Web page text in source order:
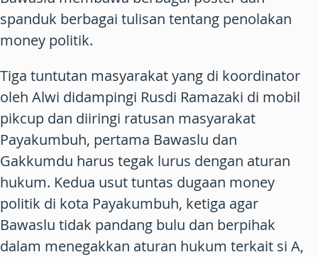
spanduk berbagai tulisan tentang penolakan
money politik.
Tiga tuntutan masyarakat yang di koordinator
oleh Alwi didampingi Rusdi Ramazaki di mobil
pikcup dan diiringi ratusan masyarakat
Payakumbuh, pertama Bawaslu dan
Gakkumdu harus tegak lurus dengan aturan
hukum. Kedua usut tuntas dugaan money
politik di kota Payakumbuh, ketiga agar
Bawaslu tidak pandang bulu dan berpihak
dalam menegakkan aturan hukum terkait si A,